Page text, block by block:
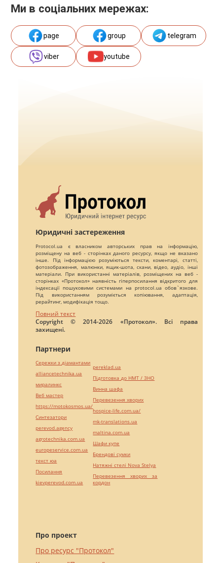
Ми в соціальних мережах:
page group telegram
viber youtube
Юридичні застереження
Protocol.ua є власником авторських прав на інформацію,
розміщену на веб - сторінках даного ресурсу, якщо не вказано
інше. Під інформацією розуміються тексти, коментарі, статті,
фотозображення, малюнки, ящик-шота, скани, відео, аудіо, інші
матеріали. При використанні матеріалів, розміщених на веб -
сторінках «Протокол» наявність гіперпосилання відкритого для
індексації пошуковими системами на protocol.ua обов`язкове.
Під використанням розуміється копіювання, адаптація,
рерайтинг, модифікація тощо.
Повний текст
Copyright © 2014-2026 «Протокол». Всі права
захищені.
Про проект
Про ресурс "Протокол"
Партнери
Сережки з діамантами
alliancetechnika.ua
миралинкс
Веб мастер
https://motokosmos.ua/
Синтезатори
perevod.agency
agrotechnika.com.ua
europeservice.com.ua
текст юа
Посилання
kievperevod.com.ua
pereklad.ua
Підготовка до НМТ / ЗНО
Винна шафа
Перевезення хворих
hospice-life.com.ua/
mk-translations.ua
maltina.com.ua
Шафи купе
Брендові сумки
Натяжні стелі Nova Stelya
Перевезення хворих за
кордон